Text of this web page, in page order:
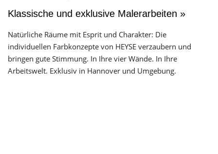
Klassische und exklusive Malerarbeiten »
Natürliche Räume mit Esprit und Charakter: Die
individuellen Farbkonzepte von HEYSE verzaubern und
bringen gute Stimmung. In Ihre vier Wände. In Ihre
Arbeitswelt. Exklusiv in Hannover und Umgebung.